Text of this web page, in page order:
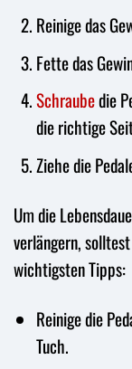
Reinige das
Fette das
Schraubedie
die richtige
Ziehe die
Um die
verlängern,
wichtigsten Tipps:
Reinige die
Tuch.